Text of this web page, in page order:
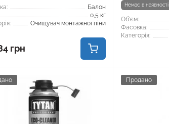
Балон
0,5 кг
Очищувач монтажної піни
грн
Немає в наявності
Об'єм:
Фасовка:
Категорія:
Продано